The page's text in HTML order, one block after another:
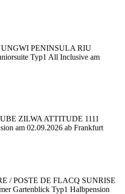
PENINSULA RIU
Typ1 All Inclusive am
ZILWA ATTITUDE 1111
am 02.09.2026 ab Frankfurt
/ POSTE DE FLACQ SUNRISE
Gartenblick Typ1 Halbpension